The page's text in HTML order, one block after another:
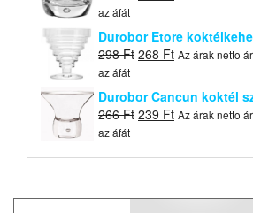
was:
288 Ft.259 Ft.
az áfát
Durobor Etore
298Ft Original
was:
298 Ft.
268 FtCurrent
268 Ft.
Az árak netto
az áfát
Durobor Cancun koktél
266Ft Original
239 FtCurrent
Az árak netto
az áfát